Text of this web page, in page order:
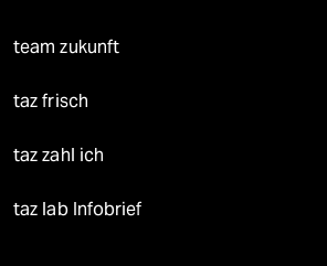
team zukunft
taz frisch
taz zahl ich
taz lab Infobrief